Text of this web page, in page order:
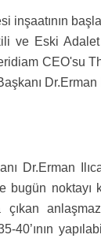
inşaatının
ve Eski
CEO'su
Dr.Erman
Dr.Erman
noktayı
çıkan
40’ının